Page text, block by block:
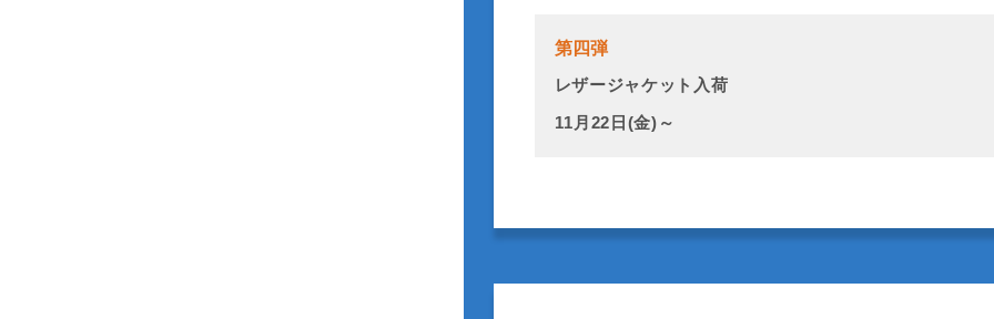
第四弾
レザージャケット入荷
11月22日(金)～